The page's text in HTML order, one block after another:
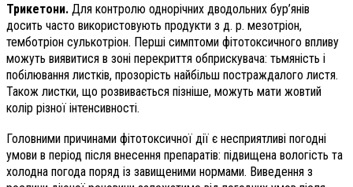
Трикетони. Для контролю однорічних дводольних бур’янів
досить часто використовують продукти з д. р. мезотріон,
темботріон сулькотріон. Перші симптоми фітотоксичного впливу
можуть виявитися в зоні перекриття обприскувача: тьмяність і
побілювання листків, прозорість найбільш постраждалого листя.
Також листки, що розвивається пізніше, можуть мати жовтий
колір різної інтенсивності.
Головними причинами фітотоксичної дії є несприятливі погодні
умови в період після внесення препаратів: підвищена вологість та
холодна погода поряд із завищеними нормами. Виведення з